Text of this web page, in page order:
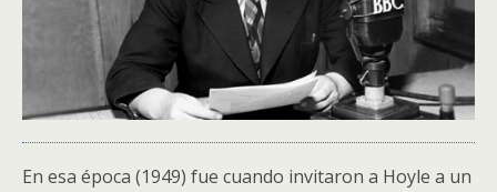
En esa época (1949) fue cuando invitaron a Hoyle a un